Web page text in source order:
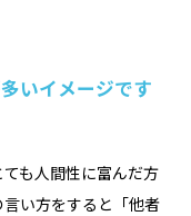
いイメージです
も人間性に富んだ方
い方をすると「他者